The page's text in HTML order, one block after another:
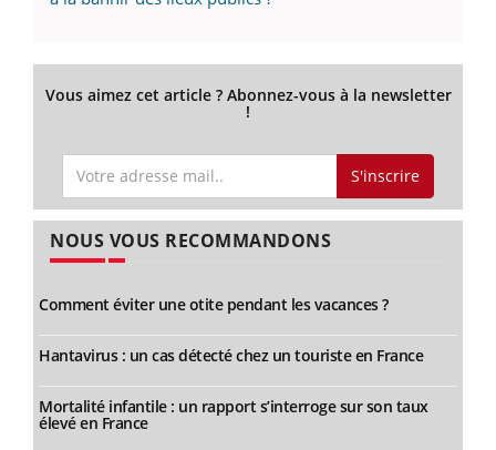
Vous aimez cet article ? Abonnez-vous à la newsletter
!
S'inscrire
NOUS VOUS RECOMMANDONS
Comment éviter une otite pendant les vacances ?
Hantavirus : un cas détecté chez un touriste en France
Mortalité infantile : un rapport s’interroge sur son taux
élevé en France